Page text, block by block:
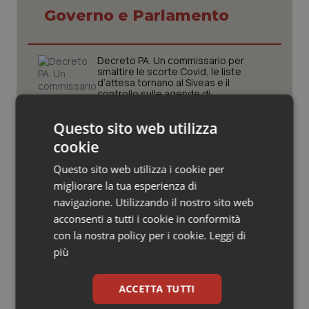
Oncologia & Nutrizione
Quotidiano Cardiologia
Quotidiano Chirurgia
Quotidiano Oncologia
Quotidiano Pediatria
Rene & patologie urogenitali
Governo e Parlamento
Decreto PA. Un commissario per
smaltire le scorte Covid, le liste
d’attesa tornano al Siveas e il
controllo sulle agende di
Università. Bernini firma il decreto:
più rispetto a scorso anno
Pnrr Salute. Missione 6 verso il
traguardo, in chiusura la
rendicontazione degli obiettivi per la
X e ultima rata
Caldo. Ministero: oltre 1.700 chiamate
al numero 1500 dal 22 giugno.
Proseguono monitoraggi e campagna
Questo sito web utilizza
cookie
Questo sito web utilizza i cookie per
migliorare la tua esperienza di
navigazione. Utilizzando il nostro sito web
acconsenti a tutti i cookie in conformità
con la nostra policy per i cookie. Leggi di
più
ACCETTA TUTTI